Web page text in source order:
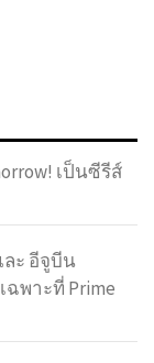
เป็นซีรีส์
ะ อีจูบีน
ฉพาะที่ Prime